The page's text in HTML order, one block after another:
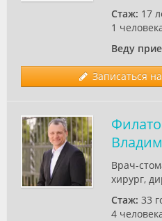
Стаж: 17
1
Веду
Записаться
Врач-
хирург,
Стаж: 33
4